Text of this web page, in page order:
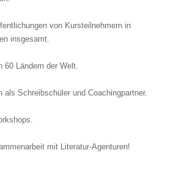
von Kursteilnehmern in
insgesamt.
60 Ländern der Welt.
als Schreibschüler und Coachingpartner.
mit Literatur-Agenturen!